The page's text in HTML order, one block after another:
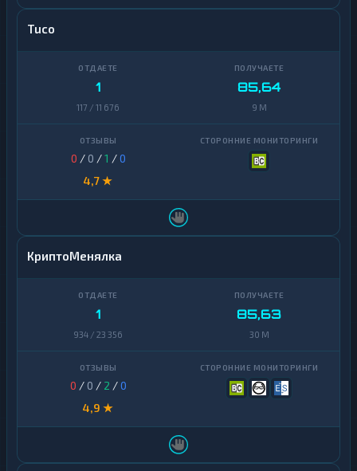
Tuco
1
117 / 11 676
85,64
9 M
0 / 0 /1 /0
4,7 ★
КриптоМенялка
1
934 / 23 356
85,63
30 M
0 / 0 / 2 /0
4,9 ★